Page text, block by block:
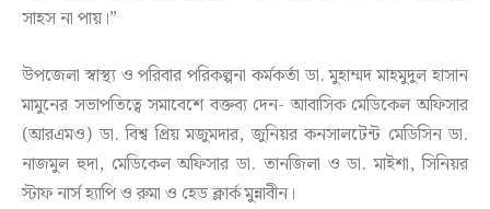
সাহস না পায়।”
উপজেলা স্বাস্থ্য ও পরিবার পরিকল্পনা কর্মকর্তা ডা. মুহাম্মদ মাহমুদুল হাসান
মামুনের সভাপতিত্বে সমাবেশে বক্তব্য দেন- আবাসিক মেডিকেল অফিসার
(আরএমও) ডা. বিশ্ব প্রিয় মজুমদার, জুনিয়র কনসালটেন্ট মেডিসিন ডা.
নাজমুল হুদা, মেডিকেল অফিসার ডা. তানজিলা ও ডা. মাইশা, সিনিয়র
স্টাফ নার্স হ্যাপি ও রুমা ও হেড ক্লার্ক মুন্নাবীন।